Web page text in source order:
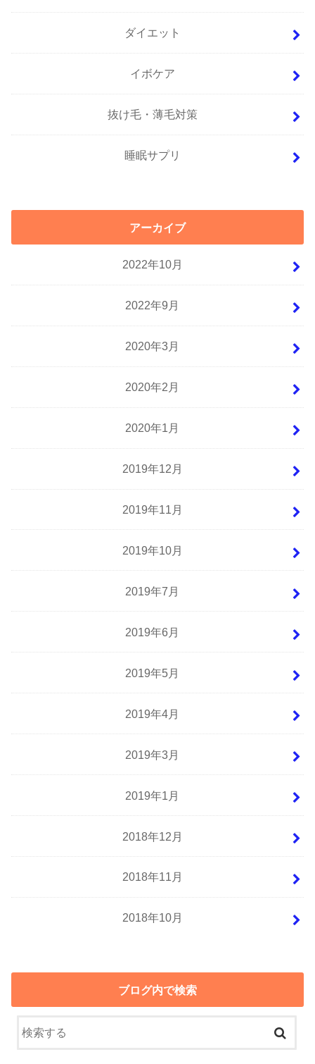
ダイエット
イボケア
抜け毛・薄毛対策
睡眠サプリ
アーカイブ
2022年10月
2022年9月
2020年3月
2020年2月
2020年1月
2019年12月
2019年11月
2019年10月
2019年7月
2019年6月
2019年5月
2019年4月
2019年3月
2019年1月
2018年12月
2018年11月
2018年10月
ブログ内で検索